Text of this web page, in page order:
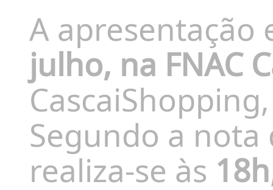
A
julho, na FNAC
Segundo a
realiza-se às 18h